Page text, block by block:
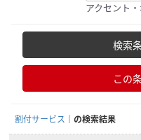
アクセント
検索
この
割付サービス の検索結果